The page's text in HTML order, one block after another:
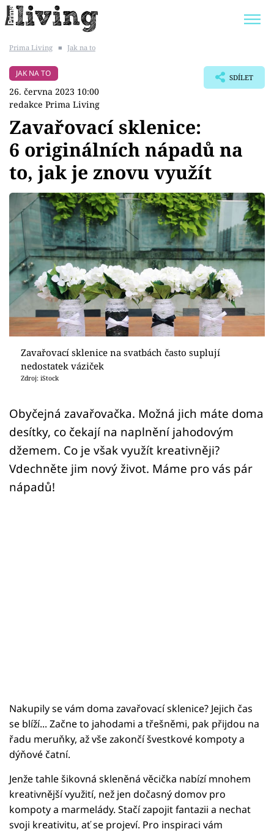
BYDLENÍ SLAVNÝCH
Témata
Bydlení
Zahrada
Design
Sledujte prima+
Přihlášení
Sledujte nás
Prima Living ■ Jak na to
JAK NA TO
26. června 2023 10:00
redakce Prima Living
SDÍLET
Zavařovací sklenice:
6 originálních nápadů na
to, jak je znovu využít
Zavařovací sklenice na svatbách často suplují
nedostatek váziček
Zdroj: iStock
Obyčejná zavařovačka. Možná jich máte doma
desítky, co čekají na naplnění jahodovým
džemem. Co je však využít kreativněji?
Vdechněte jim nový život. Máme pro vás pár
nápadů!
Nakupily se vám doma zavařovací sklenice? Jejich čas
se blíží... Začne to jahodami a třešněmi, pak přijdou na
řadu meruňky, až vše zakončí švestkové kompoty a
dýňové čatní.
Jenže tahle šikovná skleněná věcička nabízí mnohem
kreativnější využití, než jen dočasný domov pro
kompoty a marmelády. Stačí zapojit fantazii a nechat
svoji kreativitu, ať se projeví. Pro inspiraci vám